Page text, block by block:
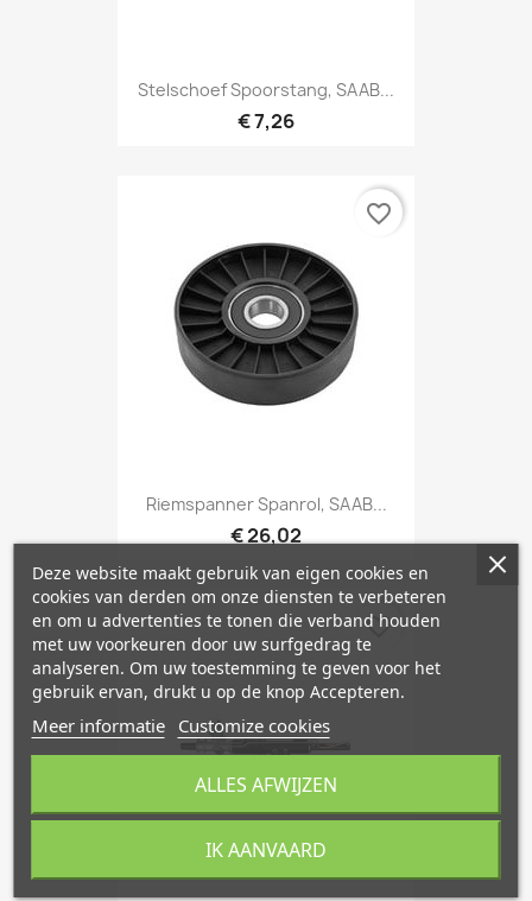
Stelschoef Spoorstang, SAAB...
€ 7,26
Riemspanner Spanrol, SAAB...
€ 26,02
favorite_border
favorite_border
Deze website maakt gebruik van eigen cookies en
cookies van derden om onze diensten te verbeteren
en om u advertenties te tonen die verband houden
met uw voorkeuren door uw surfgedrag te
analyseren. Om uw toestemming te geven voor het
gebruik ervan, drukt u op de knop Accepteren.
Meer informatie Customize cookies
ALLES AFWIJZEN
IK AANVAARD